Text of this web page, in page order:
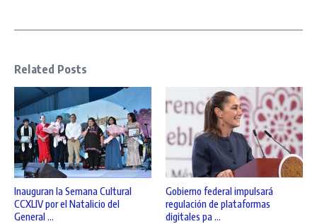
Related Posts
Inauguran la Semana Cultural
CCXLIV por el Natalicio del
General ...
Gobierno federal impulsará
regulación de plataformas
digitales pa ...